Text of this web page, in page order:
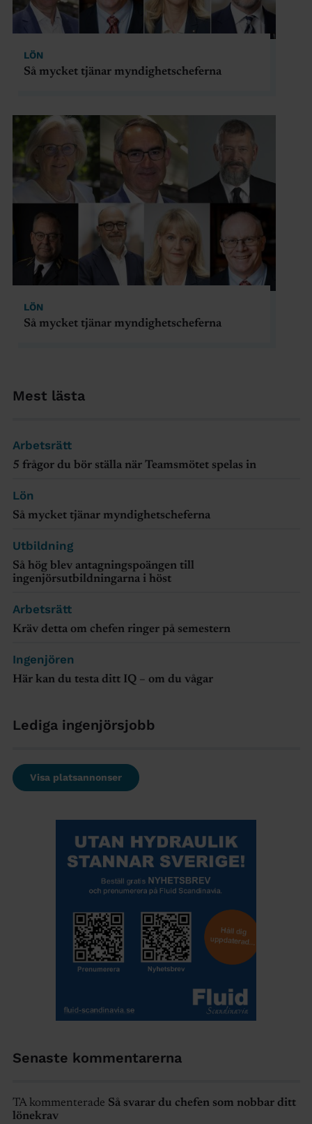
Mest lästa
Arbetsrätt
5 frågor du bör ställa när Teamsmötet spelas in
Lön
Så mycket tjänar myndighetscheferna
Utbildning
Så hög blev antagningspoängen till
ingenjörsutbildningarna i höst
Arbetsrätt
Kräv detta om chefen ringer på semestern
Ingenjören
Här kan du testa ditt IQ – om du vågar
Lediga ingenjörsjobb
Visa platsannonser
Senaste kommentarerna
TA kommenterade Så svarar du chefen som nobbar ditt
lönekrav
LÖN
Så mycket tjänar myndighetscheferna
LÖN
Så mycket tjänar myndighetscheferna